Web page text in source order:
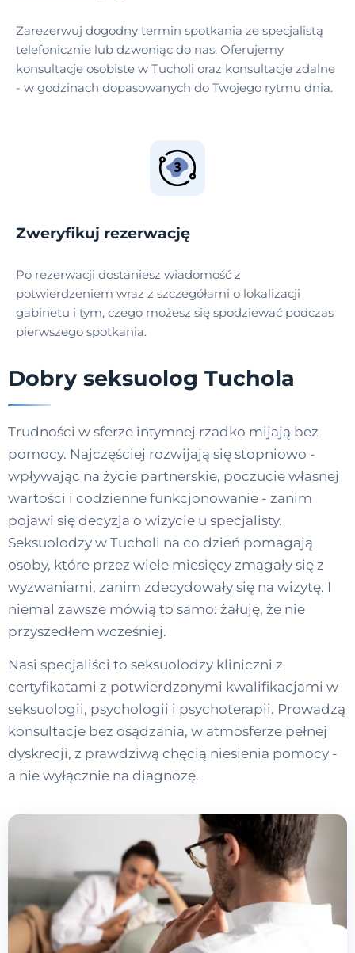
Zarezerwuj dogodny termin spotkania ze specjalistą
telefonicznie lub dzwoniąc do nas. Oferujemy
konsultacje osobiste w Tucholi oraz konsultacje zdalne
- w godzinach dopasowanych do Twojego rytmu dnia.
Zweryfikuj rezerwację
Po rezerwacji dostaniesz wiadomość z
potwierdzeniem wraz z szczegółami o lokalizacji
gabinetu i tym, czego możesz się spodziewać podczas
pierwszego spotkania.
Dobry seksuolog Tuchola
Trudności w sferze intymnej rzadko mijają bez
pomocy. Najczęściej rozwijają się stopniowo -
wpływając na życie partnerskie, poczucie własnej
wartości i codzienne funkcjonowanie - zanim
pojawi się decyzja o wizycie u specjalisty.
Seksuolodzy w Tucholi na co dzień pomagają
osoby, które przez wiele miesięcy zmagały się z
wyzwaniami, zanim zdecydowały się na wizytę. I
niemal zawsze mówią to samo: żałuję, że nie
przyszedłem wcześniej.
Nasi specjaliści to seksuolodzy kliniczni z
certyfikatami z potwierdzonymi kwalifikacjami w
seksuologii, psychologii i psychoterapii. Prowadzą
konsultacje bez osądzania, w atmosferze pełnej
dyskrecji, z prawdziwą chęcią niesienia pomocy -
a nie wyłącznie na diagnozę.